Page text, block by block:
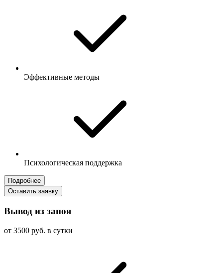
Эффективные методы
Психологическая поддержка
Подробнее
Оставить заявку
Вывод из запоя
от 3500 руб. в сутки